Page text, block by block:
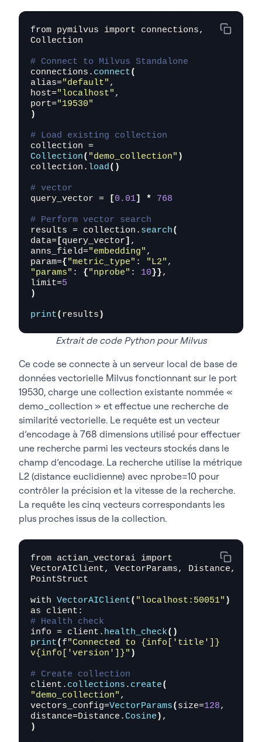
from pymilvus import connections,
Collection
# Connect to Milvus Standalone
connections. connect(
alias="default" ,
host="localhost" ,
port="19530"
)
# Load existing collection
Collection( "demo_collection" )
collection. load()
# vector
query_vector =
[0.01] * 768
# Perform vector search
results = collection. search(
data= [query_vector] ,
anns_field="embedding" ,
param={"metric_type" : "L2"
"params" : {"nprobe" : 10}},
limit=5
)
print( results )
Extrait de code Python pour Milvus
Ce code se connecte à un serveur local de base de
données vectorielle Milvus fonctionnant sur le port
19530, charge une collection existante nommée «
demo_collection » et effectue une recherche de
similarité vectorielle. Le requête est un vecteur
d’encodage à 768 dimensions utilisé pour effectuer
une recherche parmi les vecteurs stockés dans le
champ d’encodage. La recherche utilise la métrique
L2 (distance euclidienne) avec nprobe=10 pour
contrôler la précision et la vitesse de la recherche.
La requête les cinq vecteurs correspondants les
plus proches issus de la collection.
from actian_vectorai import
VectorAIClient, VectorParams, Distance,
PointStruct
with VectorAIClient( "localhost:50051" )
# Health check
info = client. health_check()
print( f"Connected to {info['title']}
v{info['version']}" )
# Create collection
client. collections . create(
"demo_collection" ,
vectors_config=VectorParams( size=128,
distance=Distance.Cosine )
)